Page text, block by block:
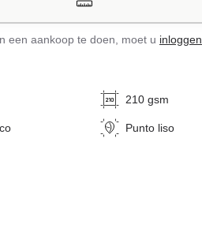
een aankoop te doen, moet u inloggen
210 gsm
Punto liso